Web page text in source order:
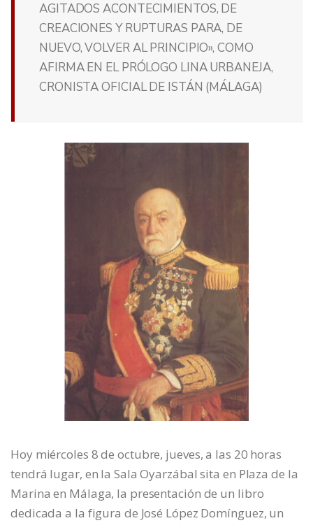
AGITADOS ACONTECIMIENTOS, DE
CREACIONES Y RUPTURAS PARA, DE
NUEVO, VOLVER AL PRINCIPIO», COMO
AFIRMA EN EL PRÓLOGO LINA URBANEJA,
CRONISTA OFICIAL DE ISTÁN (MÁLAGA)
Hoy miércoles 8 de octubre, jueves, a las 20 horas
tendrá lugar, en la Sala Oyarzábal sita en Plaza de la
Marina en Málaga, la presentación de un libro
dedicada a la figura de José López Domínguez, un